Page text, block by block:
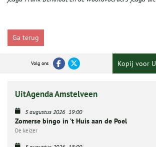
Ga terug
Volg ons Kopij voor
UitAgenda Amstelveen
5 augustus 2026 19:00
Zomerse bingo in ’t Huis aan de Poel
De keizer